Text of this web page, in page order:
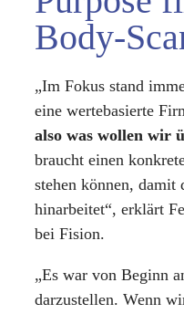
Body-
„Im Fokus stand
eine wertebasierte
also was wollen wir
braucht einen
stehen können, damit
hinarbeitet“, erklärt
bei Fision.
„Es war von Beginn
darzustellen. Wenn